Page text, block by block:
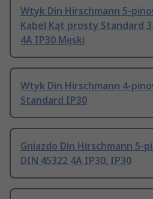
Wtyk Din Hirschmann 5-
Kabel Kąt prosty Standard
4A IP30 Męski
Wtyk Din Hirschmann 4-
Standard IP30
Gniazdo Din Hirschmann 5-
DIN 45322 4A IP30, IP30